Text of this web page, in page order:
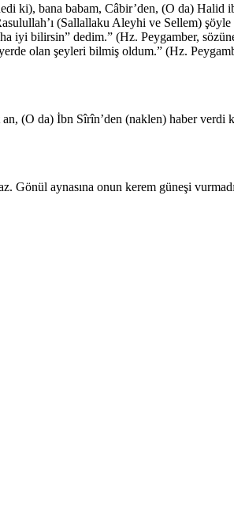
ki), bana babam, Câbir’den, (O da) Halid
(Sallallaku Aleyhi ve Sellem)
iyi bilirsin” dedim.” (Hz. Peygamber,
olan şeyleri bilmiş oldum.” (Hz.
(O da) İbn Sîrîn’den (naklen) haber
Gönül aynasına onun kerem güneşi